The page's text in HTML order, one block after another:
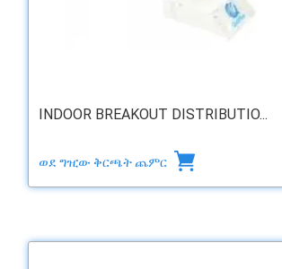
INDOOR BREAKOUT DISTRIBUTIO...
ወደ ግዢው ቅርጫት ጨምር